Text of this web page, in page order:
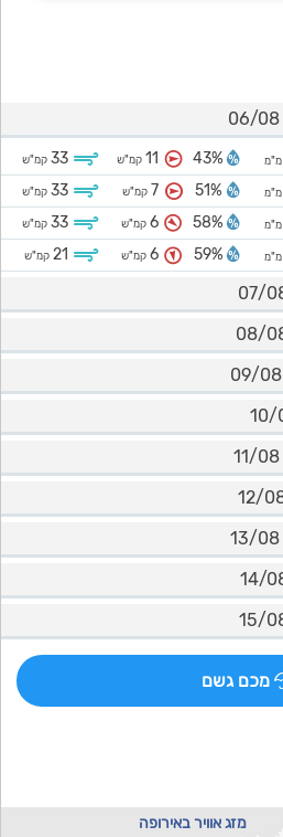
מ"מ 43%
11 קמ"ש 33 קמ"ש
מ"מ 51%
7 קמ"ש 33 קמ"ש
מ"מ 58%
6 קמ"ש 33 קמ"ש
מ"מ 59%
6 קמ"ש 21 קמ"ש
מכם גשם
מזג אוויר באירופה